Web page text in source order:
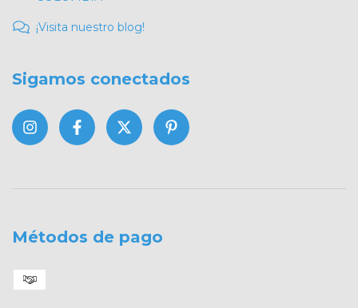
¡Visita nuestro blog!
Sigamos conectados
Métodos de pago